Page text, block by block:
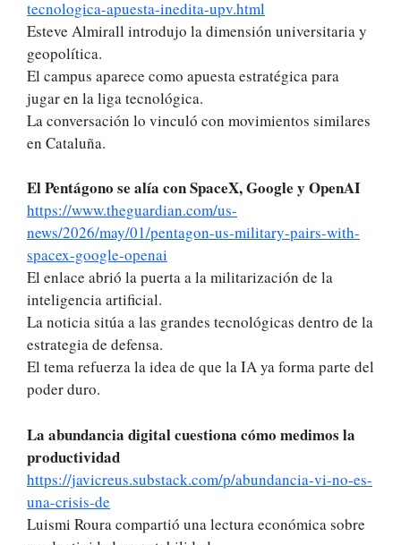
tecnologica-apuesta-inedita-upv.html
Esteve Almirall introdujo la dimensión universitaria y
geopolítica.
El campus aparece como apuesta estratégica para
jugar en la liga tecnológica.
La conversación lo vinculó con movimientos similares
en Cataluña.
El Pentágono se alía con SpaceX, Google y OpenAI
https://www.theguardian.com/us-
news/2026/may/01/pentagon-us-military-pairs-with-
spacex-google-openai
El enlace abrió la puerta a la militarización de la
inteligencia artificial.
La noticia sitúa a las grandes tecnológicas dentro de la
estrategia de defensa.
El tema refuerza la idea de que la IA ya forma parte del
poder duro.
La abundancia digital cuestiona cómo medimos la
productividad
https://javicreus.substack.com/p/abundancia-vi-no-es-
una-crisis-de
Luismi Roura compartió una lectura económica sobre